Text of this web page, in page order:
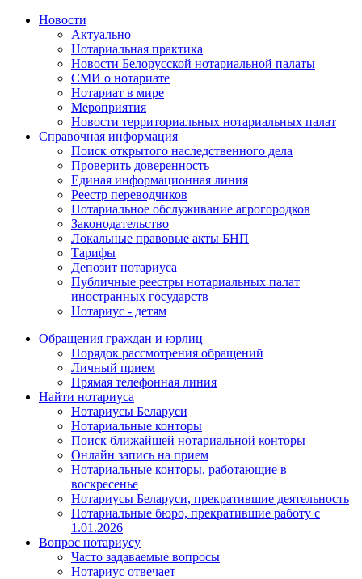
Новости
Актуально
Нотариальная практика
Новости Белорусской нотариальной палаты
СМИ о нотариате
Нотариат в мире
Мероприятия
Новости территориальных нотариальных палат
Справочная информация
Поиск открытого наследственного дела
Проверить доверенность
Единая информационная линия
Реестр переводчиков
Нотариальное обслуживание агрогородков
Законодательство
Локальные правовые акты БНП
Тарифы
Депозит нотариуса
Публичные реестры нотариальных палат
иностранных государств
Нотариус - детям
Обращения граждан и юрлиц
Порядок рассмотрения обращений
Личный прием
Прямая телефонная линия
Найти нотариуса
Нотариусы Беларуси
Нотариальные конторы
Поиск ближайшей нотариальной конторы
Онлайн запись на прием
Нотариальные конторы, работающие в
воскресенье
Нотариусы Беларуси, прекратившие деятельность
Нотариальные бюро, прекратившие работу с
1.01.2026
Вопрос нотариусу
Часто задаваемые вопросы
Нотариус отвечает